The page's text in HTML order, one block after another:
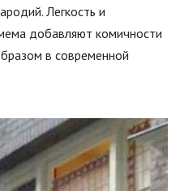
Легкость и
добавляют комичности
в современной